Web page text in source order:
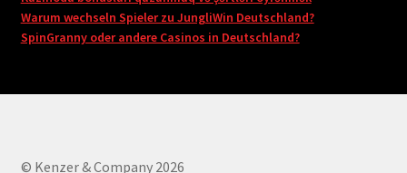
Warum wechseln Spieler zu JungliWin Deutschland?
SpinGranny oder andere Casinos in Deutschland?
© Kenzer & Company 2026